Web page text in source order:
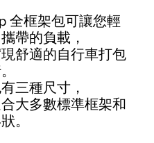
全框架包可讓您輕
帶的負載，
舒適的自行車打包
三種尺寸，
大多數標準框架和
。